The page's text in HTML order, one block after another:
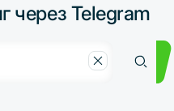
через Telegram